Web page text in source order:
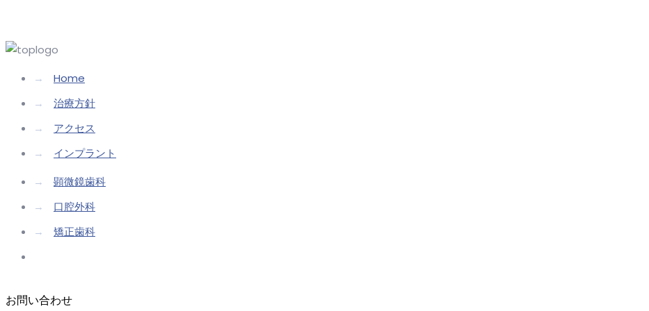
→
Home
→
治療方針
→
アクセス
→
インプラント
→
顕微鏡歯科
→
口腔外科
→
矯正歯科
お問い合わせ